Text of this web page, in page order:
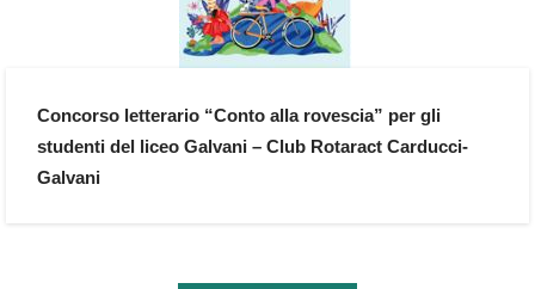
Concorso letterario “Conto alla rovescia” per gli
studenti del liceo Galvani – Club Rotaract Carducci-
Galvani